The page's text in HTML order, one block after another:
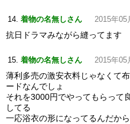
着物の名無しさん 2015年05
抗日ドラマみながら縫ってます
着物の名無しさん 2015年05
薄利多売の激安衣料じゃなくて
ードなんでしょ
それを3000円でやってもらって
してる
一応浴衣の形になってるんだか